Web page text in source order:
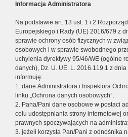
Informacja Administratora
Na podstawie art. 13 ust. 1 i 2
Europejskiego i Rady (UE) 2016/679 z
sprawie ochrony osób fizycznych w
osobowych i w sprawie swobodnego
uchylenia dyrektywy 95/46/WE (ogólne
danych), Dz. U. UE. L. 2016.119.1 z
informuję:
1. dane Administratora i Inspektora
linku „Ochrona danych osobowych”,
2. Pana/Pani dane osobowe w postaci
celu udostępniania strony internetowej
prawnych spoczywających na
3. jeżeli korzysta Pan/Pani z odnośnika